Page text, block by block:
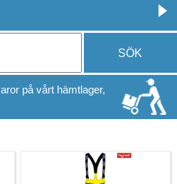
SÖK
på vårt hämtlager,